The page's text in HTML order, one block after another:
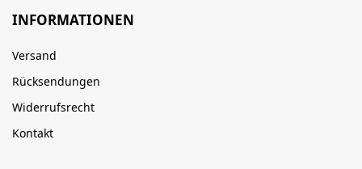
INFORMATIONEN
Versand
Rücksendungen
Widerrufsrecht
Kontakt